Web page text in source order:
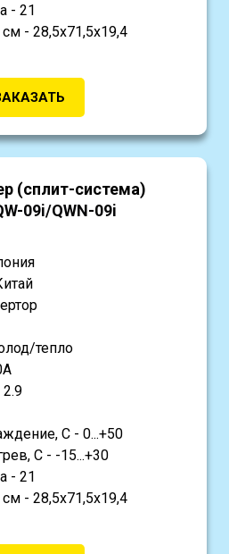
- 21
- 28,5x71,5x19,4
(сплит-система)
09i/QWN-09i
тепло
С - 0...+50
С - -15...+30
- 21
- 28,5x71,5x19,4